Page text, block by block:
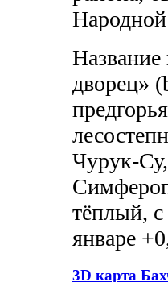
Название
дворец»
Чурук-
тёплый, с
январе
3D карта